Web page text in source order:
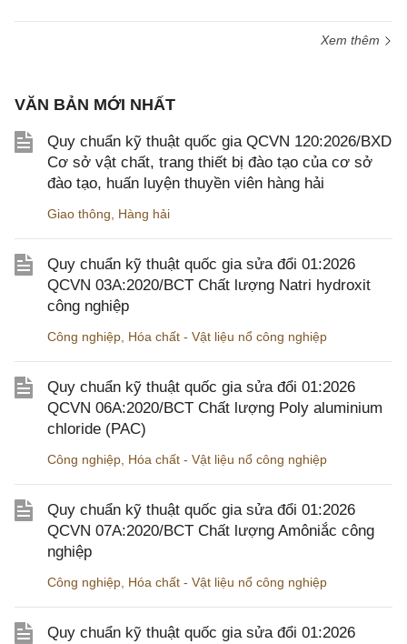
Xem thêm
VĂN BẢN MỚI NHẤT
Quy chuẩn kỹ thuật quốc gia QCVN 120:2026/BXD
Cơ sở vật chất, trang thiết bị đào tạo của cơ sở
đào tạo, huấn luyện thuyền viên hàng hải
Giao thông Hàng hải
Quy chuẩn kỹ thuật quốc gia sửa đổi 01:2026
QCVN 03A:2020/BCT Chất lượng Natri hydroxit
công nghiệp
Công nghiệp Hóa chất - Vật liệu nổ công nghiệp
Quy chuẩn kỹ thuật quốc gia sửa đổi 01:2026
QCVN 06A:2020/BCT Chất lượng Poly aluminium
chloride (PAC)
Công nghiệp Hóa chất - Vật liệu nổ công nghiệp
Quy chuẩn kỹ thuật quốc gia sửa đổi 01:2026
QCVN 07A:2020/BCT Chất lượng Amôniắc công
nghiệp
Công nghiệp Hóa chất - Vật liệu nổ công nghiệp
Quy chuẩn kỹ thuật quốc gia sửa đổi 01:2026